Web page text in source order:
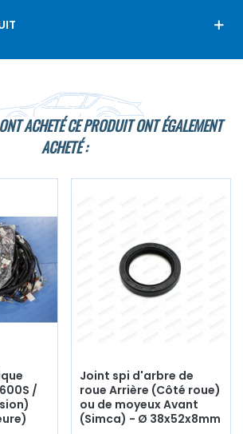
ACHETÉ CE PRODUIT ONT ÉGALEMENT
ACHETÉ :
/
Joint spi d'arbre de
roue Arrière (Côté roue)
ou de moyeux Avant
(Simca) - Ø 38x52x8mm